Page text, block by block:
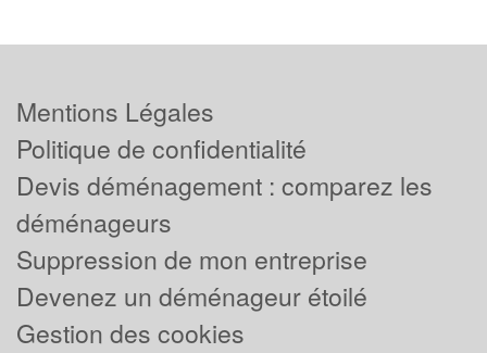
Mentions Légales
Politique de confidentialité
Devis déménagement : comparez les
déménageurs
Suppression de mon entreprise
Devenez un déménageur étoilé
Gestion des cookies